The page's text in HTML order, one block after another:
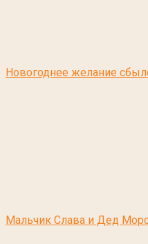
Новогоднее желание
Мальчик Слава и Дед